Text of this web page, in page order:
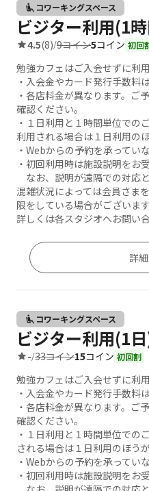
コワーキングスペース
ビジター利用(1
4.5(8)/9コイン5コイン 初回
勉強カフェはご入会せずに利
・入会金やカード発行手数料
・各店料金が異なります。ご
確認ください。
・１日利用と１時間単位での
利用される場合は１日利用の
・Webからの予約を承ってい
・初回利用時は施設説明をお
なお、説明が遠隔での対応
混雑状況によっては会員さま
限をしている場合がございます
詳しくは各スタジオへお問い
詳
コワーキングスペース
ビジター利用(1
-/33コイン15コイン 初回割
勉強カフェはご入会せずに利
・入会金やカード発行手数料
・各店料金が異なります。ご
確認ください。
・１日利用と１時間単位での
される場合は１日利用のほうが
・Webからの予約を承ってい
・初回利用時は施設説明をお